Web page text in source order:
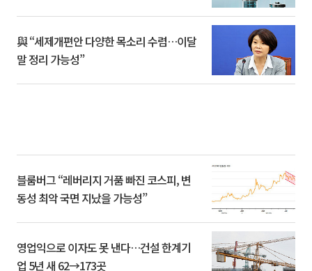
與 “세제개편안 다양한 목소리 수렴…이달
말 정리 가능성”
블룸버그 “레버리지 거품 빠진 코스피, 변
동성 최악 국면 지났을 가능성”
영업익으로 이자도 못 낸다…건설 한계기
업 5년 새 62→173곳